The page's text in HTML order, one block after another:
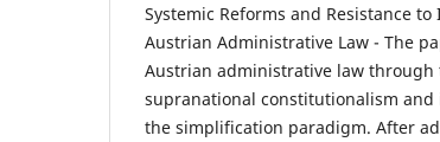
Systemic Reforms and Resistance
Austrian Administrative Law - The
Austrian administrative law
supranational constitutionalism
the simplification paradigm. After